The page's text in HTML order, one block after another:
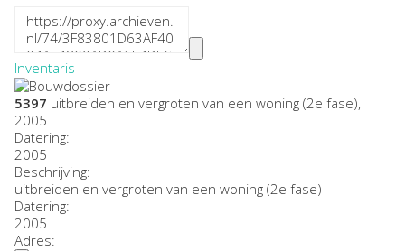
Inventaris
5397 uitbreiden en vergroten van een woning (2e fase),
2005
Datering:
2005
Beschrijving:
uitbreiden en vergroten van een woning (2e fase)
Datering:
2005
Adres: